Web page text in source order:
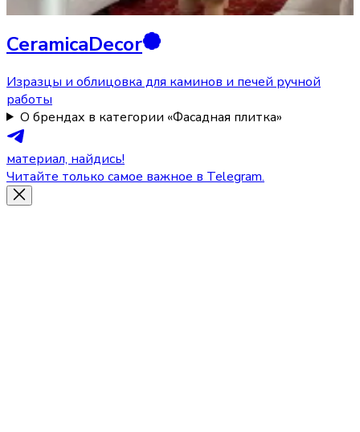
CeramicaDecor
Изразцы и облицовка для каминов и печей ручной
работы
О брендах в категории «Фасадная плитка»
материал, найдись!
Читайте только самое важное в Telegram.